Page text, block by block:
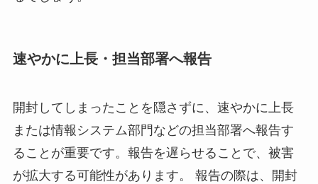
速やかに上長・担当部署へ報告
開封してしまったことを隠さずに、速やかに上長
または情報システム部門などの担当部署へ報告す
ることが重要です。報告を遅らせることで、被害
が拡大する可能性があります。 報告の際は、開封